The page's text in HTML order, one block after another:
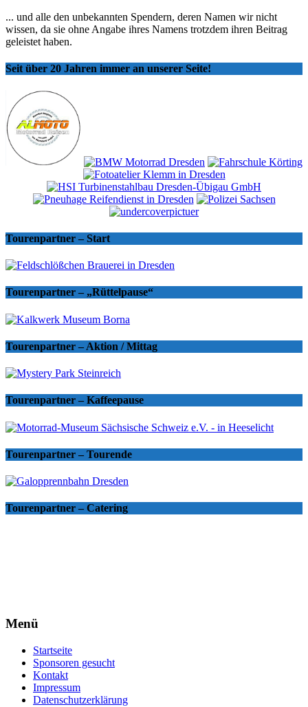
... und alle den unbekannten Spendern, deren Namen wir nicht
wissen, da sie ohne Angabe ihres Namens trotzdem ihren Beitrag
geleistet haben.
Seit über 20 Jahren immer an unserer Seite!
Tourenpartner – Start
Tourenpartner – „Rüttelpause“
Tourenpartner – Aktion / Mittag
Tourenpartner – Kaffeepause
Tourenpartner – Tourende
Tourenpartner – Catering
Menü
Startseite
Sponsoren gesucht
Kontakt
Impressum
Datenschutzerklärung